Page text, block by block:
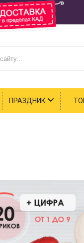
ПРАЗДНИК